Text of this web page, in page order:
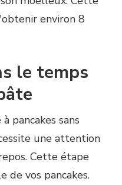
environ 8
le temps
pancakes sans
une attention
Cette étape
vos pancakes.